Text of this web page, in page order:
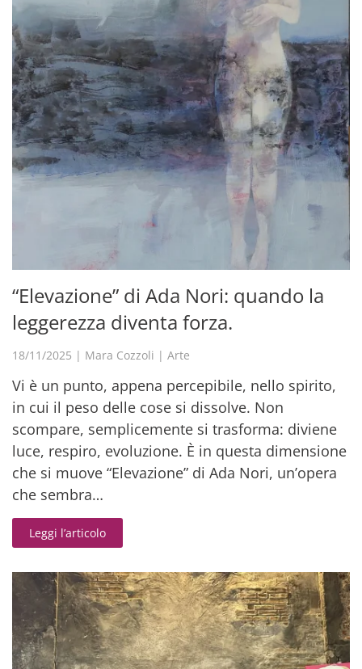
“Elevazione” di Ada Nori: quando la
leggerezza diventa forza.
18/11/2025 | Mara Cozzoli | Arte
Vi è un punto, appena percepibile, nello spirito,
in cui il peso delle cose si dissolve. Non
scompare, semplicemente si trasforma: diviene
luce, respiro, evoluzione. È in questa dimensione
che si muove “Elevazione” di Ada Nori, un’opera
che sembra…
Leggi l’articolo